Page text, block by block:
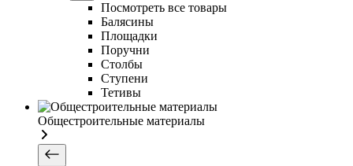
Посмотреть все товары
Балясины
Площадки
Поручни
Столбы
Ступени
Тетивы
Общестроительные материалы